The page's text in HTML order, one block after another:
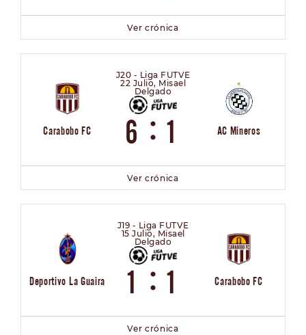
Ver crónica
Carabobo FC
J20 - Liga FUTVE
22 Julio, Misael
Delgado
6 : 1 AC Mineros
Ver crónica
Deportivo La Guaira
J19 - Liga FUTVE
15 Julio, Misael
Delgado
1 : 1 Carabobo FC
Ver crónica